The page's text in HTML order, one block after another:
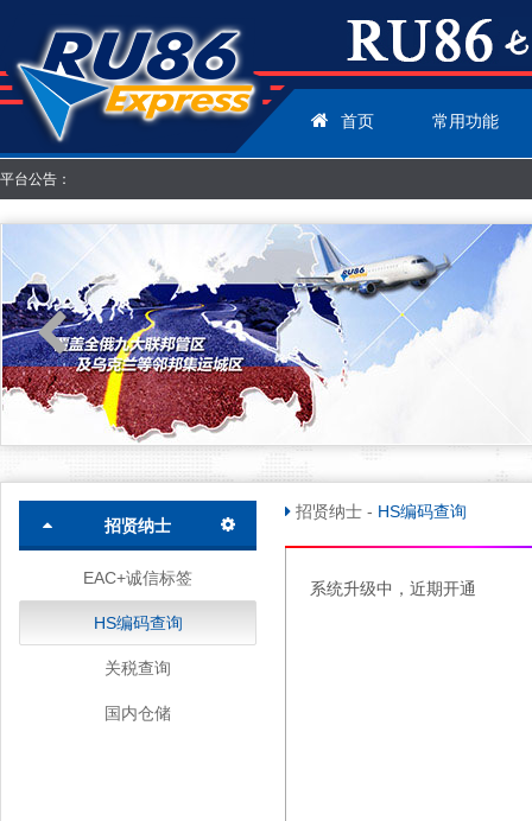
首页 常用功能
平台公告：
招贤纳士
EAC+诚信标签
HS编码查询
关税查询
国内仓储
招贤纳士 - HS编码查询
系统升级中，近期开通